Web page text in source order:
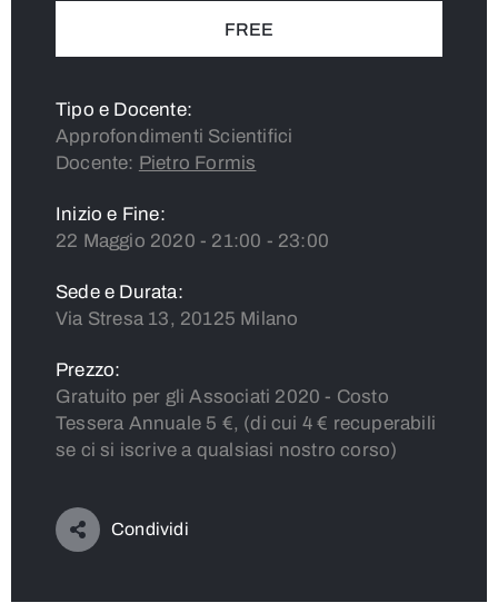
FREE
Tipo e Docente:
Approfondimenti Scientifici
Docente: Pietro Formis
Inizio e Fine:
22 Maggio 2020 - 21:00 - 23:00
Sede e Durata:
Via Stresa 13, 20125 Milano
Prezzo:
Gratuito per gli Associati 2020 - Costo
Tessera Annuale 5 €, (di cui 4 € recuperabili
se ci si iscrive a qualsiasi nostro corso)
Condividi